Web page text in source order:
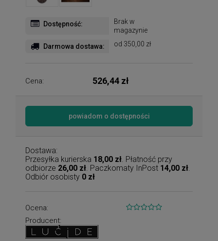
Dostępność:
Brak w
magazynie
Darmowa dostawa: od 350,00 zł
Cena: 526,44 zł
powiadom o dostępności
Dostawa:
Przesyłka kurierska 18,00 zł . Płatność przy
odbiorze 26,00 zł . Paczkomaty InPost 14,00 zł
Odbiór osobisty 0 zł
Ocena:
Producent: